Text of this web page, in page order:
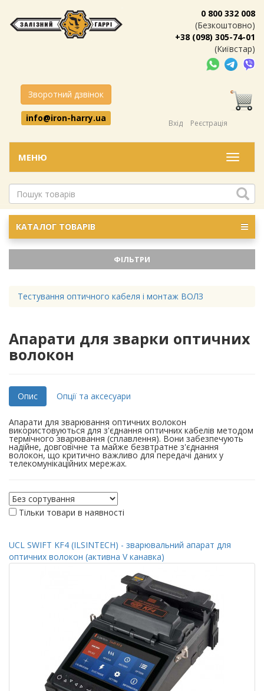
0 800 332 008
(Безкоштовно)
+38 (098) 305-74-01
(Київстар)
Зворотний дзвінок
info@iron-harry.ua
Вхід Реєстрація
Меню
МЕНЮ
КАТАЛОГ ТОВАРІВ
ФІЛЬТРИ
Тестування оптичного кабеля і монтаж ВОЛЗ
Апарати для зварки оптичних
волокон
Опис Опції та аксесуари
Апарати для зварювання оптичних волокон
використовуються для з'єднання оптичних кабелів методом
термічного зварювання (сплавлення). Вони забезпечують
надійне, довговічне та майже безвтратне з'єднання
волокон, що критично важливо для передачі даних у
телекомунікаційних мережах.
Тільки товари в наявності
UCL SWIFT KF4 (ILSINTECH) - зварювальний апарат для
оптичних волокон (активна V канавка)